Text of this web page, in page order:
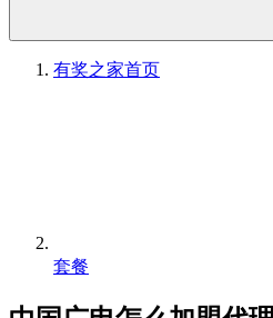
有奖之家首页
套餐